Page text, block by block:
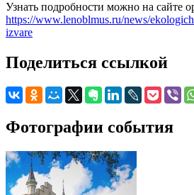
Узнать подробности можно на сайте
https://www.lenoblmus.ru/news/
izvare
Поделиться ссылкой
Фотографии события